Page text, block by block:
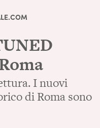
I nuovi
di Roma sono